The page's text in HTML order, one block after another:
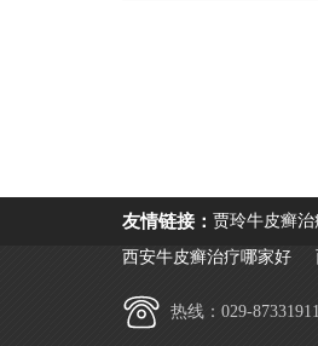
友情链接： 贾玲牛皮癣治
西安牛皮癣治疗哪家好
热线：029-